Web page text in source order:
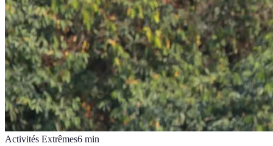
Activités Extrêmes6 min